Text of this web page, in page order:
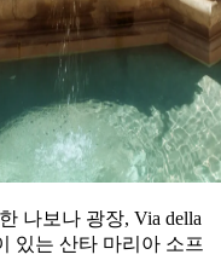
나보나 광장, Via della
있는 산타 마리아 소프